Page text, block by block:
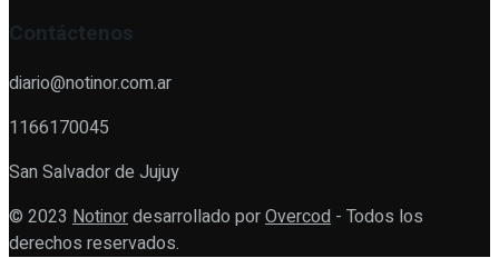
Contáctenos
diario@notinor.com.ar
1166170045
San Salvador de Jujuy
© 2023 Notinordesarrollado porOvercod - Todos los
derechos reservados.